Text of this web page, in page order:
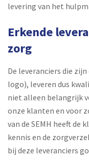
levering van het
Erkende
zorg
De leveranciers die
logo), leveren dus
niet alleen belangrijk
onze klanten en voor
van de SEMH heeft
kennis en de
bij deze leveranciers